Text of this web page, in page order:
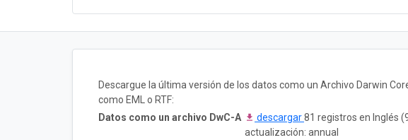
Descargue la última versión de los datos como un Archivo Darwin
como EML o RTF:
Datos como un archivo DwC-A
descargar81 registros en Inglés
actualización: annual